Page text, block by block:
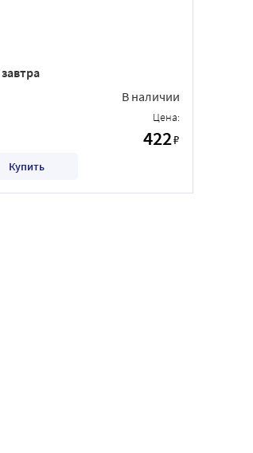
завтра
В наличии
Цена:
422₽
Купить